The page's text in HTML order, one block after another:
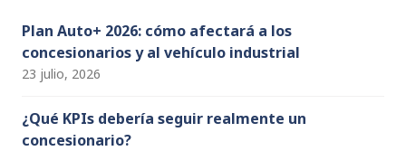
h
a
n
Plan Auto+ 2026: cómo afectará a los
concesionarios y al vehículo industrial
23 julio, 2026
¿Qué KPIs debería seguir realmente un
concesionario?